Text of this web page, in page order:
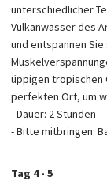
unterschiedlicher
Vulkanwasser des
und entspannen
üppigen tropischen
perfekten Ort, um
- Dauer: 2 Stunden
- Bitte mitbringen:
Tag 4 - 5